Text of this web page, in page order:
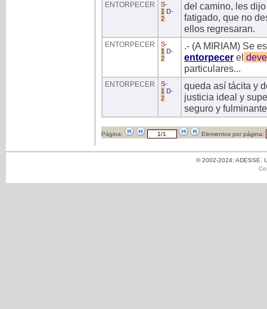
ENTORPECER S-
1
D-
2
del camino, les
fatigado, que no
ellos regresaran.
ENTORPECER S-
1
D-
2
.- (A MIRIAM) Se
entorpecerel
particulares...
ENTORPECER S-
1
D-
2
queda así tácita y
justicia ideal y
seguro y fulminante
Página: Elementos por página:
© 2002-2024: ADESSE.